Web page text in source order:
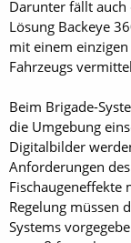
Darunter fällt
Lösung Backeye
mit einem
Fahrzeugs
Beim Brigade-
die Umgebung
Digitalbilder
Anforderungen
Fischaugeneffekte
Regelung müssen
Systems